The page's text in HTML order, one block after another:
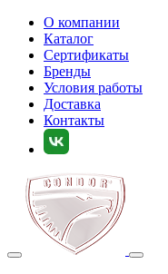
О компании
Каталог
Сертификаты
Бренды
Условия работы
Доставка
Контакты